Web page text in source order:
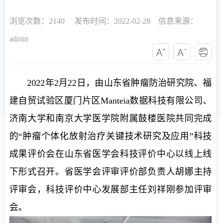
浏览次数： 2140 发布时间：2022-02-28 信息来源：
admin
2022年2月22日，由山东省肿瘤防治研究院、福
建自贸试验区厦门片区Manteia数据科技有限公司、
济南大学和南京大学医学院附属鼓楼医院共同完成
的“肿瘤个体化放射治疗关键技术研究及应用”科技
成果评价会在山东省医学会科技评价中心以线上线
下形式召开。省医学会评审评价部负责人胡娜主持
评审会，科技评价中心发展部主任刘祥刚参加评审
会。